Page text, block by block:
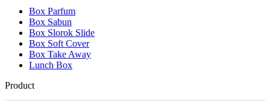
Box Parfum
Box Sabun
Box Slorok Slide
Box Soft Cover
Box Take Away
Lunch Box
Product